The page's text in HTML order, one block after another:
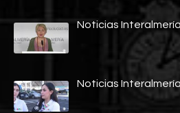
Noticias
Noticias